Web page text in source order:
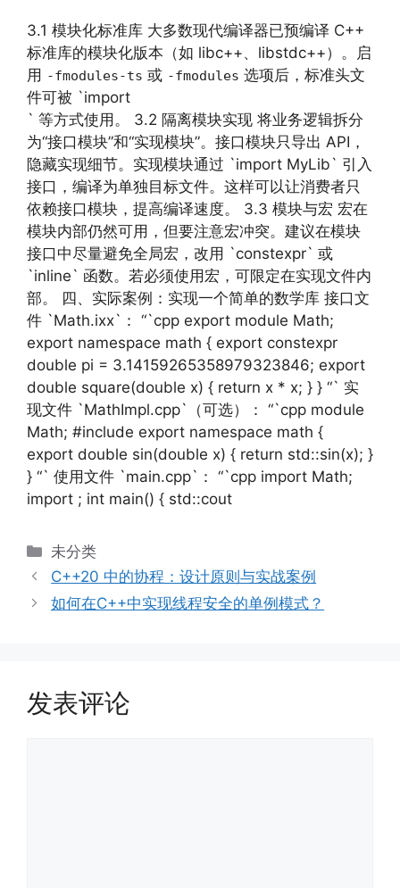
3.1 模块化标准库 大多数现代编译器已预编译 C++
标准库的模块化版本（如 libc++、libstdc++）。启
用 -fmodules-ts 或 -fmodules 选项后，标准头文
件可被 `import
` 等方式使用。 3.2 隔离模块实现 将业务逻辑拆分
为“接口模块”和“实现模块”。接口模块只导出 API，
隐藏实现细节。实现模块通过 `import MyLib` 引入
接口，编译为单独目标文件。这样可以让消费者只
依赖接口模块，提高编译速度。 3.3 模块与宏 宏在
模块内部仍然可用，但要注意宏冲突。建议在模块
接口中尽量避免全局宏，改用 `constexpr` 或
`inline` 函数。若必须使用宏，可限定在实现文件内
部。 四、实际案例：实现一个简单的数学库 接口文
件 `Math.ixx`： “`cpp export module Math;
export namespace math { export constexpr
double pi = 3.14159265358979323846; export
double square(double x) { return x * x; } } “` 实
现文件 `MathImpl.cpp`（可选）： “`cpp module
Math; #include export namespace math {
export double sin(double x) { return std::sin(x); }
} “` 使用文件 `main.cpp`： “`cpp import Math;
import ; int main() { std::cout
分
类
未分类
C++20 中的协程：设计原则与实战案例
如何在C++中实现线程安全的单例模式？
发表评论